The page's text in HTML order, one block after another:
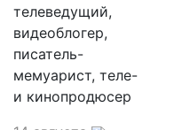
телеведущий,
видеоблогер,
писатель-
мемуарист, теле-
и кинопродюсер